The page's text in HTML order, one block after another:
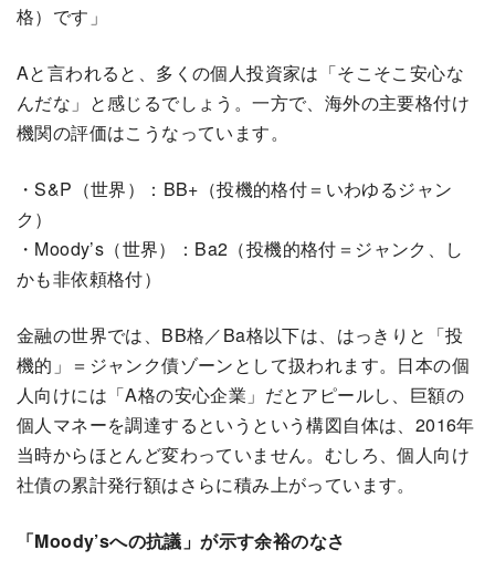
格）です」
Aと言われると、多くの個人投資家は「そこそこ安心な
んだな」と感じるでしょう。一方で、海外の主要格付け
機関の評価はこうなっています。
・S&P（世界）：BB+（投機的格付＝いわゆるジャン
ク）
・Moody’s（世界）：Ba2（投機的格付＝ジャンク、し
かも非依頼格付）
金融の世界では、BB格／Ba格以下は、はっきりと「投
機的」＝ジャンク債ゾーンとして扱われます。日本の個
人向けには「A格の安心企業」だとアピールし、巨額の
個人マネーを調達するというという構図自体は、2016年
当時からほとんど変わっていません。むしろ、個人向け
社債の累計発行額はさらに積み上がっています。
「Moody’sへの抗議」が示す余裕のなさ